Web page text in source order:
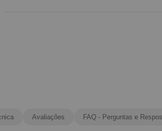
Avaliações FAQ - Perguntas e